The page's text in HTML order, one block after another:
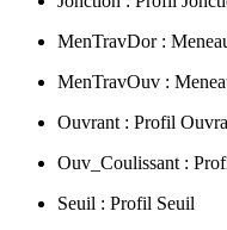
MenTravDor :
MenTravOuv :
Ouvrant : Profil
Ouv_Coulissant :
Seuil : Profil Seuil